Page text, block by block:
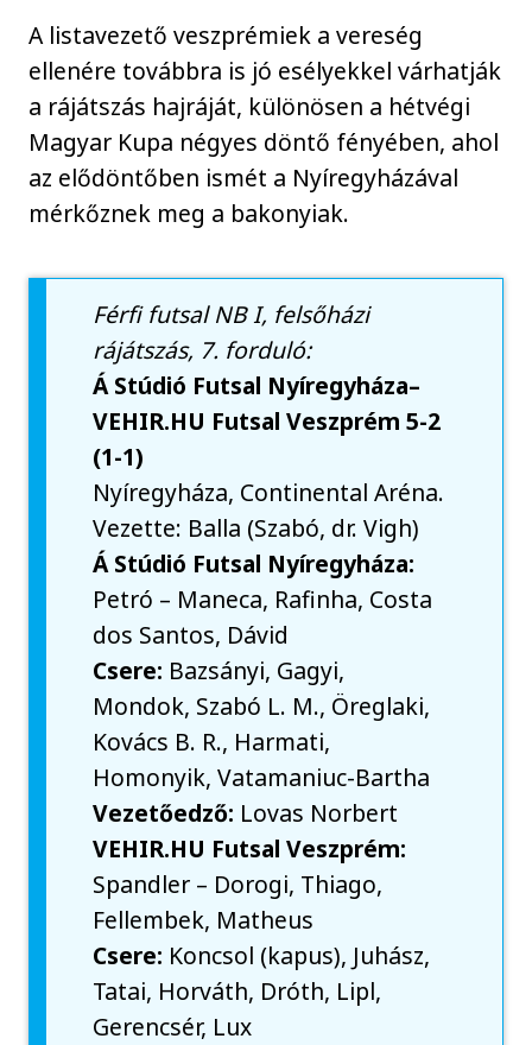
A listavezető veszprémiek a vereség
ellenére továbbra is jó esélyekkel várhatják
a rájátszás hajráját, különösen a hétvégi
Magyar Kupa négyes döntő fényében, ahol
az elődöntőben ismét a Nyíregyházával
mérkőznek meg a bakonyiak.
Férfi futsal NB I, felsőházi
rájátszás, 7. forduló:
Á Stúdió Futsal Nyíregyháza–
VEHIR.HU Futsal Veszprém 5-2
(1-1)
Nyíregyháza, Continental Aréna.
Vezette: Balla (Szabó, dr. Vigh)
Á Stúdió Futsal Nyíregyháza:
Petró – Maneca, Rafinha, Costa
dos Santos, Dávid
Csere: Bazsányi, Gagyi,
Mondok, Szabó L. M., Öreglaki,
Kovács B. R., Harmati,
Homonyik, Vatamaniuc-Bartha
Vezetőedző: Lovas Norbert
VEHIR.HU Futsal Veszprém:
Spandler – Dorogi, Thiago,
Fellembek, Matheus
Csere: Koncsol (kapus), Juhász,
Tatai, Horváth, Dróth, Lipl,
Gerencsér, Lux